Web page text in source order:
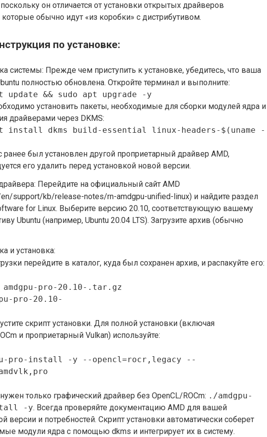
он отличается от установки открытых драйверов
которые обычно идут «из коробки» с дистрибутивом.
по установке:
системы: Прежде чем приступить к установке, убедитесь, что ваша
полностью обновлена. Откройте терминал и выполните:
update && sudo apt upgrade -y
установить пакеты, необходимые для сборки модулей ядра и
драйверами через DKMS:
install dkms build-essential linux-headers-$(uname -
ранее был установлен другой проприетарный драйвер AMD,
его удалить перед установкой новой версии.
Перейдите на официальный сайт AMD
support/kb/release-notes/rn-amdgpu-unified-linux) и найдите раздел
for Linux. Выберите версию 20.10, соответствующую вашему
Ubuntu (например, Ubuntu 20.04 LTS). Загрузите архив (обычно
и установка:
перейдите в каталог, куда был сохранен архив, и распакуйте его:
pro-20.10-.tar.gz
pro-20.10-
скрипт установки. Для полной установки (включая
и проприетарный Vulkan) используйте:
pro-install -y --opencl=rocr,legacy --
только графический драйвер без OpenCL/ROCm: ./amdgpu-
-y. Всегда проверяйте документацию AMD для вашей
версии и потребностей. Скрипт установки автоматически соберет
модули ядра с помощью dkms и интегрирует их в систему.